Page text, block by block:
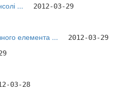
... 2012-03-29
елемента ... 2012-03-29
03-28